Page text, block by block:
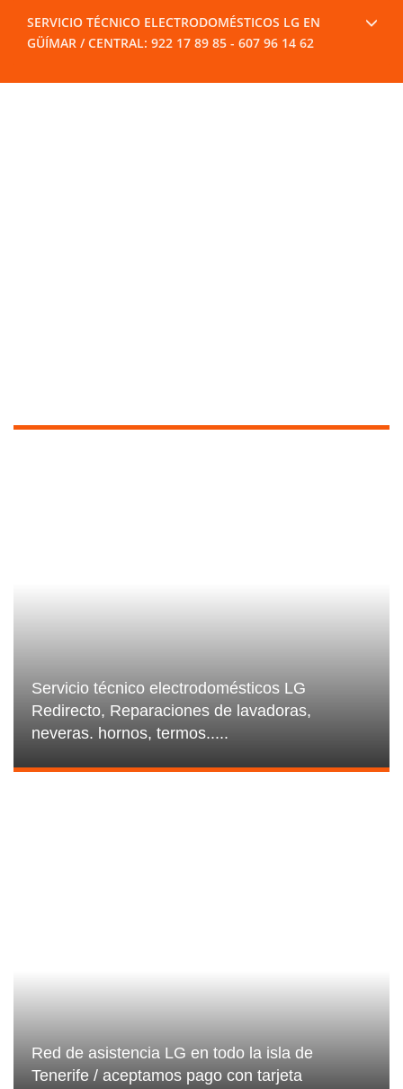
SERVICIO TÉCNICO ELECTRODOMÉSTICOS LG EN
GÜÍMAR / CENTRAL: 922 17 89 85 - 607 96 14 62
Servicio técnico electrodomésticos LG
Redirecto, Reparaciones de lavadoras,
neveras. hornos, termos.....
Red de asistencia LG en todo la isla de
Tenerife / aceptamos pago con tarjeta